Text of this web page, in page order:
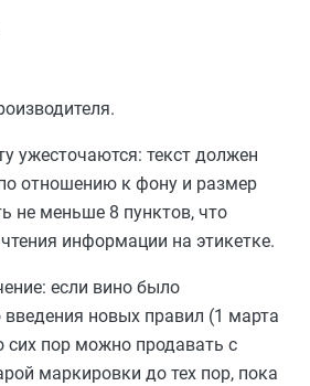
ужесточаются: текст должен
отношению к фону и размер
не меньше 8 пунктов, что
информации на этикетке.
если вино было
новых правил (1 марта
сих пор можно продавать с
маркировки до тех пор, пока